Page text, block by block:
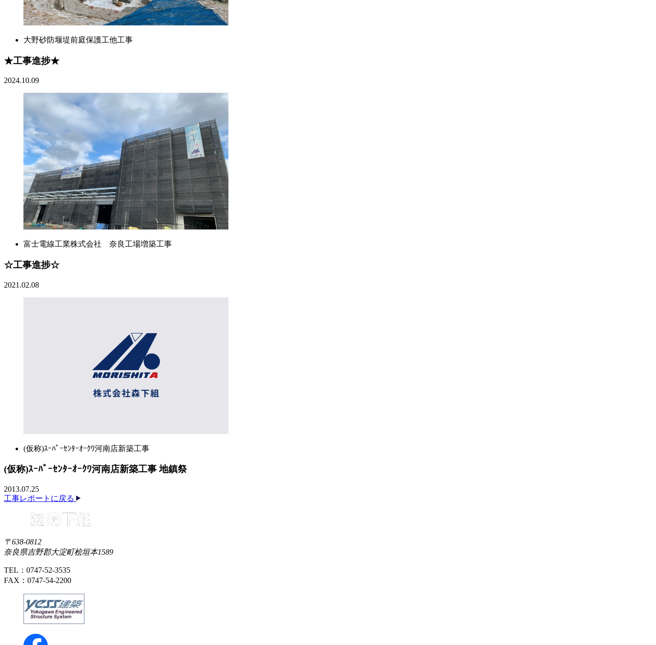
大野砂防堰堤前庭保護工他工事
★工事進捗★
2024.10.09
富士電線工業株式会社 奈良工場増築工事
☆工事進捗☆
2021.02.08
(仮称)ｽｰﾊﾟｰｾﾝﾀｰｵｰｸﾜ河南店新築工事
(仮称)ｽｰﾊﾟｰｾﾝﾀｰｵｰｸﾜ河南店新築工事 地鎮祭
2013.07.25
工事レポートに戻る
〒638-0812
奈良県吉野郡大淀町桧垣本1589
TEL：0747-52-3535
FAX：0747-54-2200